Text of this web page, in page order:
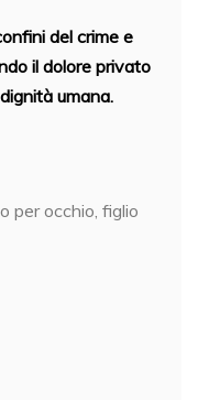
del crime e
il dolore privato
umana.
per occhio, figlio